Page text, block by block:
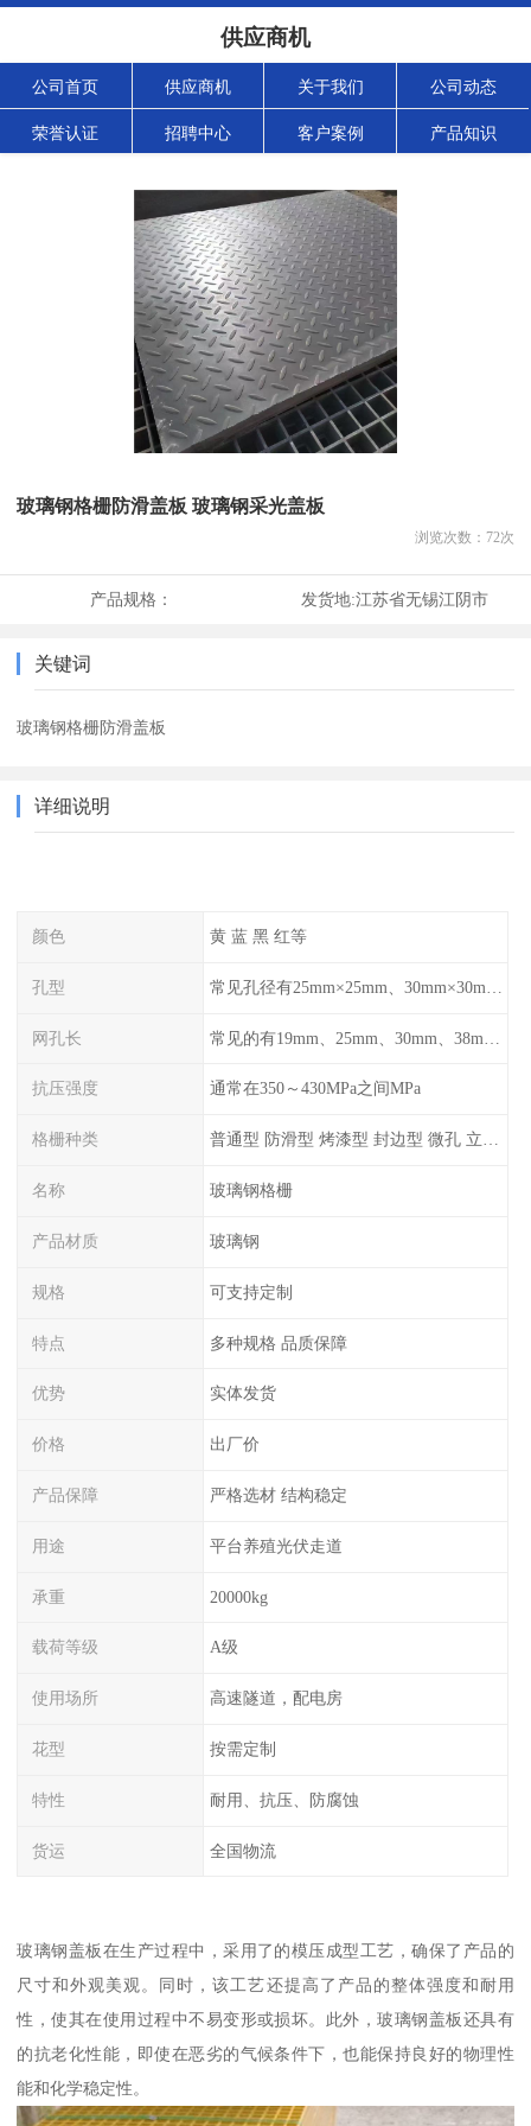
供应商机
公司首页 供应商机 关于我们 公司动态
荣誉认证 招聘中心 客户案例 产品知识
玻璃钢格栅防滑盖板 玻璃钢采光盖板
浏览次数： 72次
产品规格： 发货地:江苏省无锡江阴市
关键词
玻璃钢格栅防滑盖板
详细说明
颜色 黄 蓝 黑 红等
孔型
网孔长
抗压强度 通常在350～430MPa之间MPa
格栅种类 普通型 防滑型 ‌烤漆型 封边型 ‌微孔 立体 加砂覆面型 平面型
名称 玻璃钢格栅
产品材质 玻璃钢
规格 可支持定制
特点 多种规格 品质保障
优势 实体发货
价格 出厂价
产品保障 严格选材 结构稳定
用途 平台养殖光伏走道
承重 20000kg
载荷等级 A级
使用场所 高速隧道，配电房
花型 按需定制
特性 耐用、抗压、防腐蚀
货运 全国物流
玻璃钢盖板在生产过程中，采用了的模压成型工艺，确保了产品的
尺寸和外观美观。同时，该工艺还提高了产品的整体强度和耐用
性，使其在使用过程中不易变形或损坏。此外，玻璃钢盖板还具有
的抗老化性能，即使在恶劣的气候条件下，也能保持良好的物理性
能和化学稳定性。